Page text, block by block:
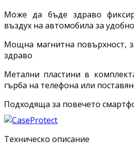
Може да бъде здраво
въздух на автомобила за
Мощна магнитна повърхност,
здраво
Метални пластини в
гърба на телефона или
Подходяща за повечето
Техническо описание